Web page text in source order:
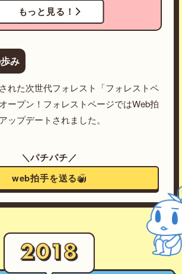
もっと見る！
み
れた次世代フォレスト「フォレストペ
ープン！フォレストページではWeb拍
ップデートされました。
＼パチパチ／
web拍手を送る